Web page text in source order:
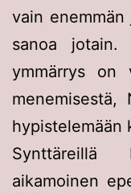
vain enemmän
sanoa
ymmärrys on
menemisestä,
hypistelemään
Synttäreillä
aikamoinen